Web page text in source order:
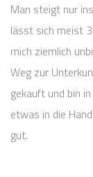
Man steigt nur
lässt sich meist
mich ziemlich
Weg zur
gekauft und bin
etwas in die
gut.